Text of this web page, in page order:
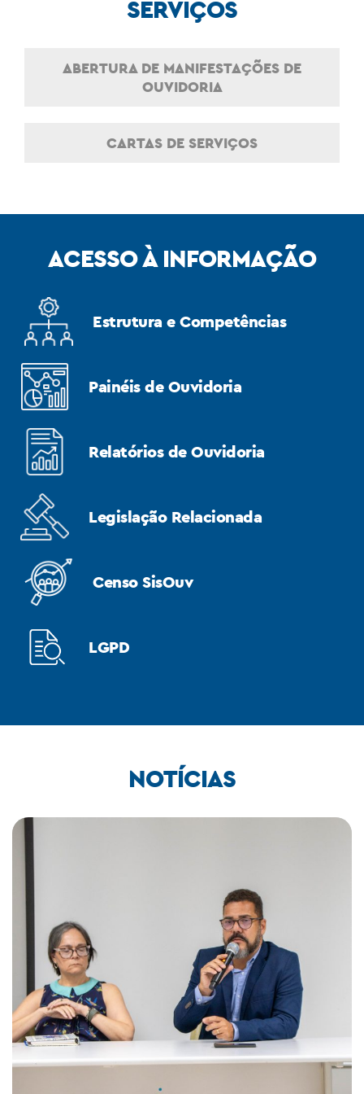
SERVIÇOS
ABERTURA DE MANIFESTAÇÕES DE
OUVIDORIA
CARTAS DE SERVIÇOS
ACESSO À INFORMAÇÃO
Estrutura e Competências
Painéis de Ouvidoria
Relatórios de Ouvidoria
Legislação Relacionada
Censo SisOuv
LGPD
NOTÍCIAS